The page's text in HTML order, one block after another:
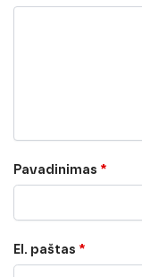
Pavadinimas *
El. paštas *